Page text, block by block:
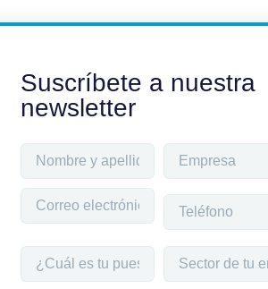
Suscríbete a nuestra
newsletter